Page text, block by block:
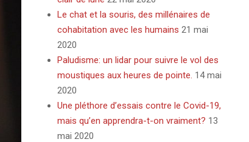
Le chat et la souris, des millénaires de
cohabitation avec les humains 21 mai
2020
Paludisme: un lidar pour suivre le vol des
moustiques aux heures de pointe. 14 mai
2020
Une pléthore d’essais contre le Covid-19,
mais qu’en apprendra-t-on vraiment? 13
mai 2020